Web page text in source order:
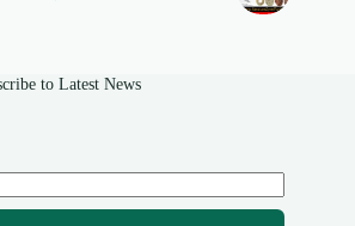
to Latest News